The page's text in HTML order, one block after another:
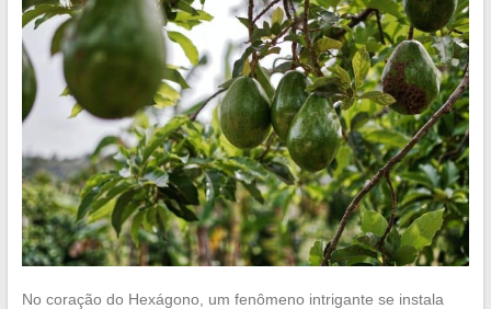
No coração do Hexágono, um fenômeno intrigante se instala